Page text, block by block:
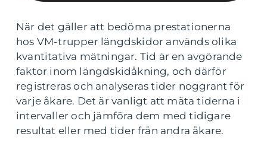
När det gäller att bedöma prestationerna
hos VM-trupper längdskidor används olika
kvantitativa mätningar. Tid är en avgörande
faktor inom längdskidåkning, och därför
registreras och analyseras tider noggrant för
varje åkare. Det är vanligt att mäta tiderna i
intervaller och jämföra dem med tidigare
resultat eller med tider från andra åkare.